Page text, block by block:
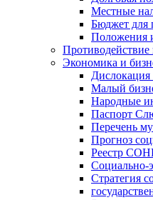
Местные
Бюджет для
Положения
Противодействие
Экономика и
Дислокация
Малый
Народные
Паспорт
Перечень
Прогноз
Реестр
Социально-
Стратегия